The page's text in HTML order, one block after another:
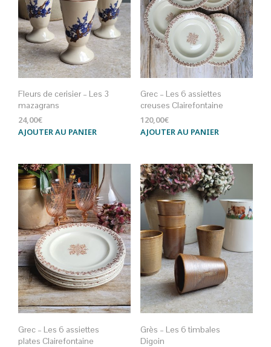
Fleurs de cerisier – Les 3
mazagrans
24,00€
AJOUTER AU PANIER
Grec – Les 6 assiettes
creuses Clairefontaine
120,00€
AJOUTER AU PANIER
Grec – Les 6 assiettes
plates Clairefontaine
Grès – Les 6 timbales
Digoin